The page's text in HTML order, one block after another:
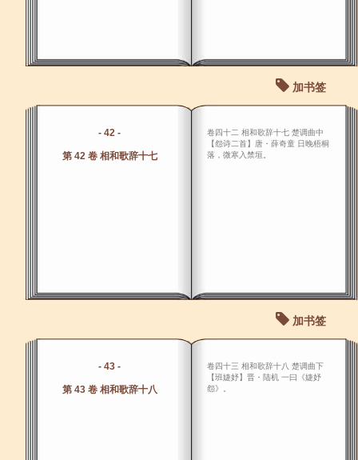
加书签
- 42 -
第 42 卷 相和歌辞十七
卷四十二 相和歌辞十七 楚调曲中
【怨诗二首】唐・薛奇童 日晚梧桐
落，微寒入禁垣。
加书签
- 43 -
第 43 卷 相和歌辞十八
卷四十三 相和歌辞十八 楚调曲下
【班婕妤】晋・陆机 一曰《婕妤
怨》。